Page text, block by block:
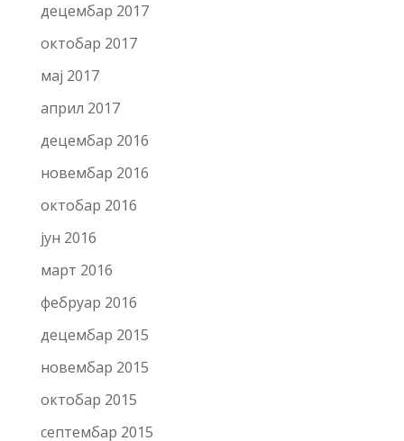
децембар 2017
октобар 2017
мај 2017
април 2017
децембар 2016
новембар 2016
октобар 2016
јун 2016
март 2016
фебруар 2016
децембар 2015
новембар 2015
октобар 2015
септембар 2015